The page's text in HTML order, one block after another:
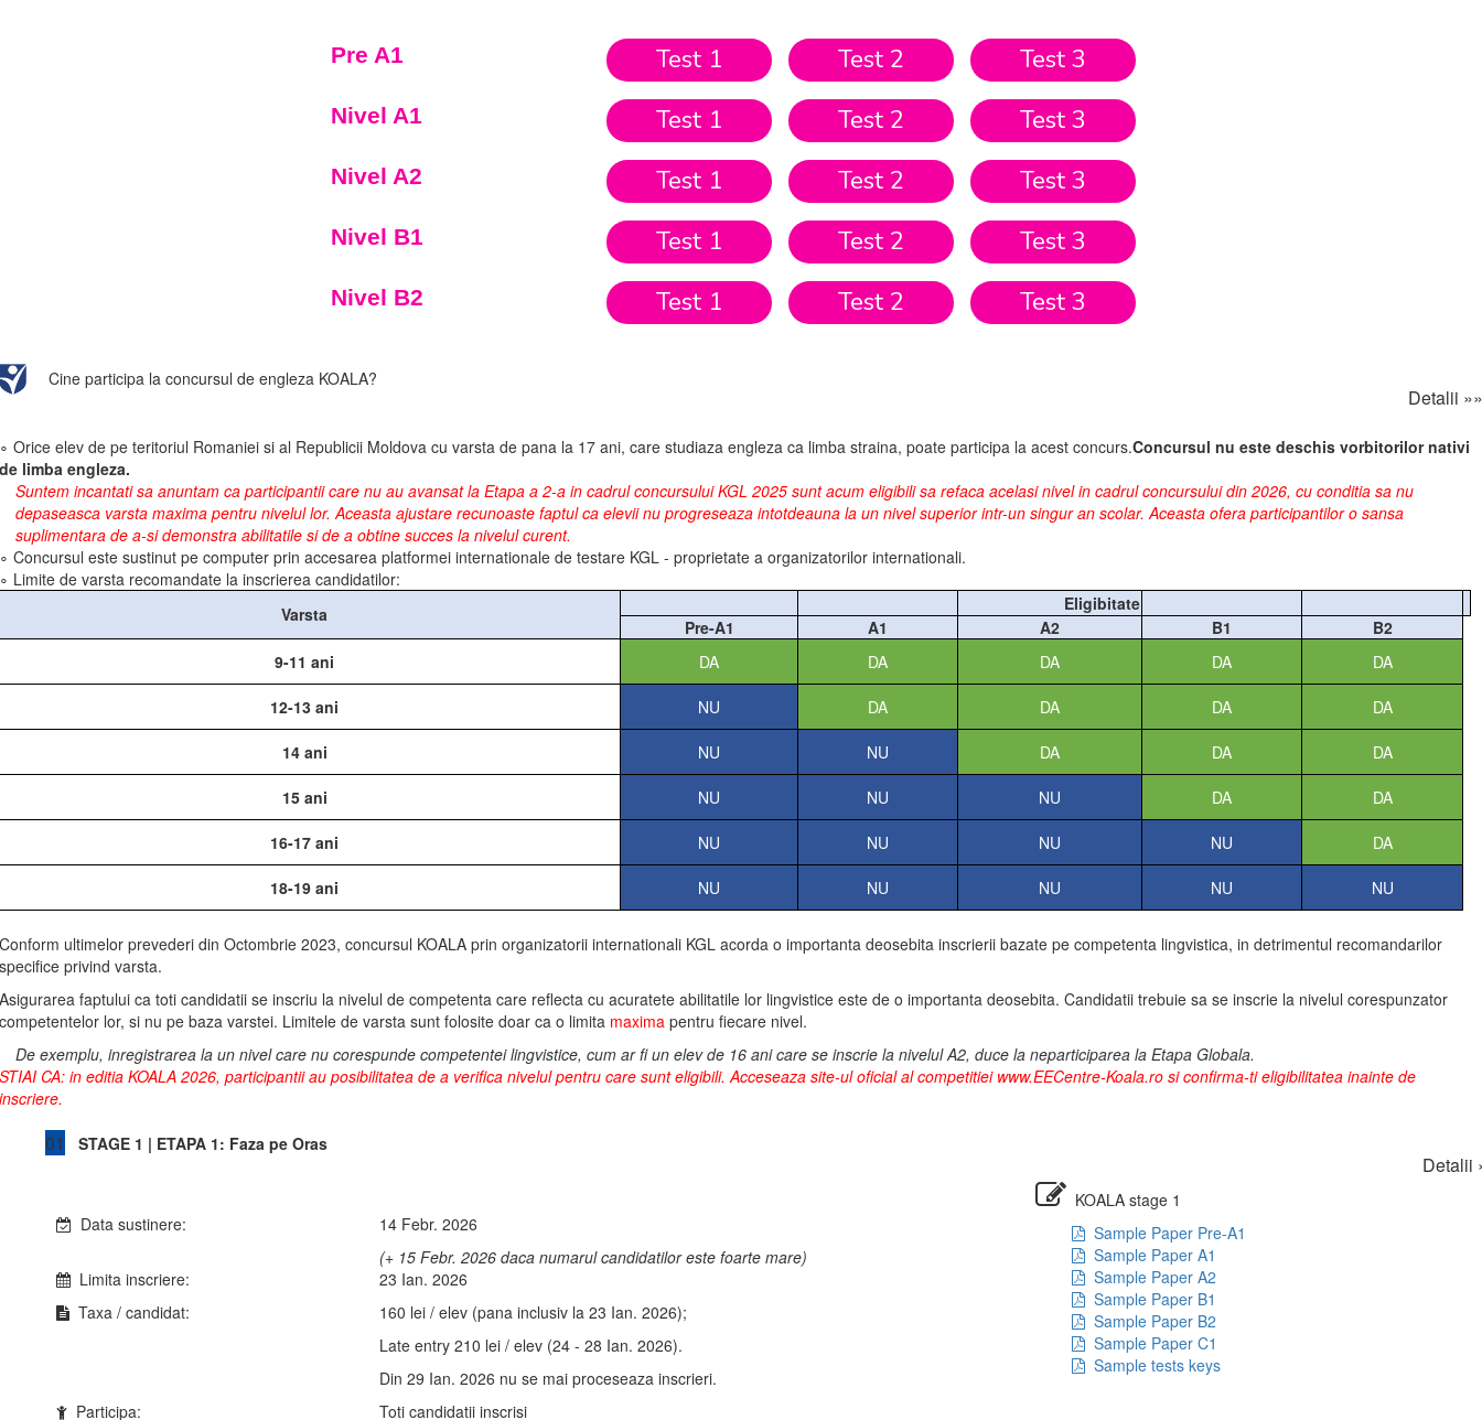
Pre A1 Test 1 Test 2 Test 3
Nivel A1 Test 1 Test 2 Test 3
Nivel A2 Test 1 Test 2 Test 3
Nivel B1 Test 1 Test 2 Test 3
Nivel B2 Test 1 Test 2 Test 3
Cine participa la concursul de engleza KOALA?
Detalii »»
∘ Orice elev de pe teritoriul Romaniei si al Republicii Moldova cu varsta de pana la 17 ani, care studiaza engleza ca limba straina, poate participa la acest concurs.Concursul nu este deschis vorbitorilor nativi
de limba engleza.
Suntem incantati sa anuntam ca participantii care nu au avansat la Etapa a 2-a in cadrul concursului KGL 2025 sunt acum eligibili sa refaca acelasi nivel in cadrul concursului din 2026, cu conditia sa nu
depaseasca varsta maxima pentru nivelul lor. Aceasta ajustare recunoaste faptul ca elevii nu progreseaza intotdeauna la un nivel superior intr-un singur an scolar. Aceasta ofera participantilor o sansa
suplimentara de a-si demonstra abilitatile si de a obtine succes la nivelul curent.
∘ Concursul este sustinut pe computer prin accesarea platformei internationale de testare KGL - proprietate a organizatorilor internationali.
∘ Limite de varsta recomandate la inscrierea candidatilor:
Varsta
Eligibitate
Pre-A1
A1 A2 B1
B2
9-11 ani
DA DA DA DA DA
12-13 ani NU DA DA DA DA
14 ani NU NU DA DA DA
15 ani NU NU NU DA DA
16-17 ani NU NU NU NU DA
18-19 ani NU NU NU NU NU
Conform ultimelor prevederi din Octombrie 2023, concursul KOALA prin organizatorii internationali KGL acorda o importanta deosebita inscrierii bazate pe competenta lingvistica, in detrimentul recomandarilor
specifice privind varsta.
Asigurarea faptului ca toti candidatii se inscriu la nivelul de competenta care reflecta cu acuratete abilitatile lor lingvistice este de o importanta deosebita. Candidatii trebuie sa se inscrie la nivelul corespunzator
competentelor lor, si nu pe baza varstei. Limitele de varsta sunt folosite doar ca o limita maxima pentru fiecare nivel.
De exemplu, inregistrarea la un nivel care nu corespunde competentei lingvistice, cum ar fi un elev de 16 ani care se inscrie la nivelul A2, duce la neparticiparea la Etapa Globala.
STIAI CA: in editia KOALA 2026, participantii au posibilitatea de a verifica nivelul pentru care sunt eligibili. Acceseaza site-ul oficial al competitiei www.EECentre-Koala.ro si confirma-ti eligibilitatea inainte de
inscriere.
01 STAGE 1 | ETAPA 1: Faza pe Oras
Detalii
Data sustinere:
14 Febr. 2026
(+ 15 Febr. 2026 daca numarul candidatilor este foarte mare)
Limita inscriere:
23 Ian. 2026
Taxa / candidat:
160 lei / elev (pana inclusiv la 23 Ian. 2026);
Late entry 210 lei / elev (24 - 28 Ian. 2026).
Din 29 Ian. 2026 nu se mai proceseaza inscrieri.
Participa:
Toti candidatii inscrisi
KOALA stage 1
Sample Paper Pre-A1
Sample Paper A1
Sample Paper A2
Sample Paper B1
Sample Paper B2
Sample Paper C1
Sample tests keys